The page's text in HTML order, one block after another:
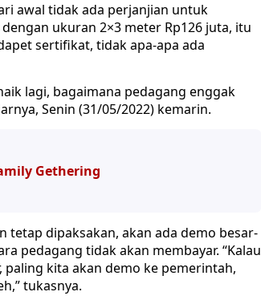
awal tidak ada perjanjian untuk
ukuran 2×3 meter Rp126 juta, itu
sertifikat, tidak apa-apa ada
lagi, bagaimana pedagang enggak
Senin (31/05/2022) kemarin.
Gethering
tetap dipaksakan, akan ada demo besar-
pedagang tidak akan membayar. “Kalau
kita akan demo ke pemerintah,
tukasnya.